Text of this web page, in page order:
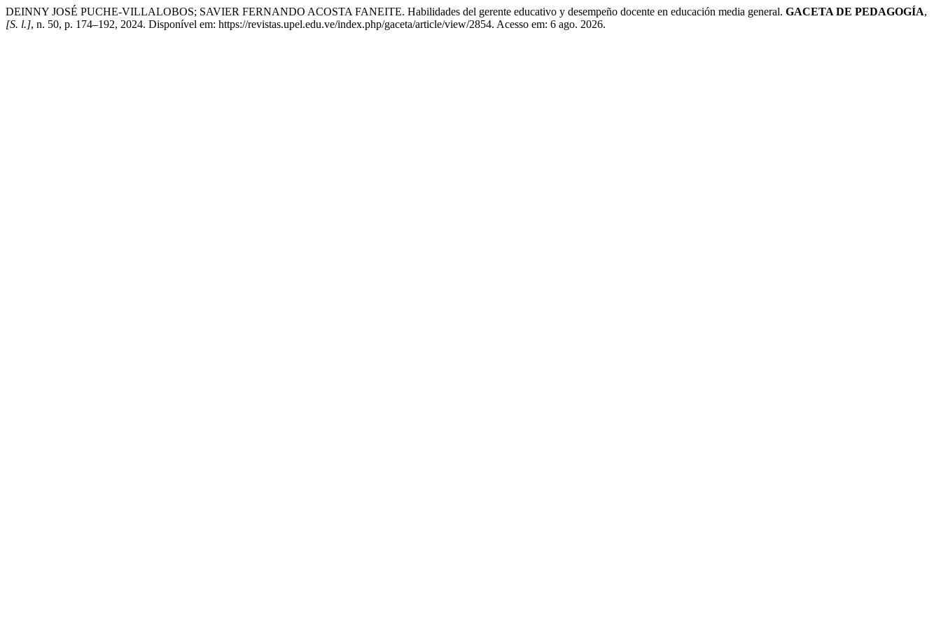
DEINNY JOSÉ PUCHE-VILLALOBOS; SAVIER FERNANDO ACOSTA FANEITE. Habilidades del gerente educativo y desempeño docente en educación media general. GACETA DE PEDAGOGÍA,
[S. l.], n. 50, p. 174–192, 2024. Disponível em: https://revistas.upel.edu.ve/index.php/gaceta/article/view/2854. Acesso em: 6 ago. 2026.